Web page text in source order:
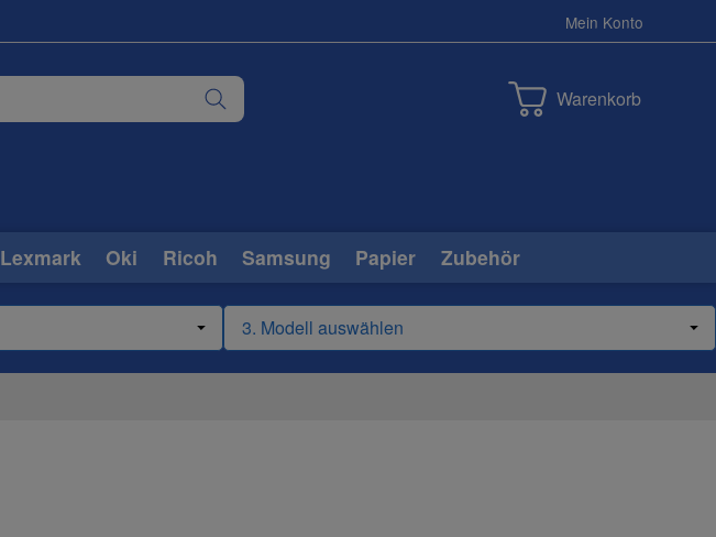
Mein Konto
Warenkorb
Lexmark Oki Ricoh Samsung Papier Zubehör